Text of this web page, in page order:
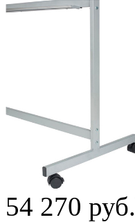
54 270 руб.